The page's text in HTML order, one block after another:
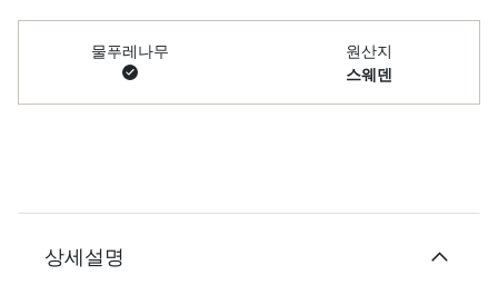
물푸레나무
원산지
스웨덴
상세설명